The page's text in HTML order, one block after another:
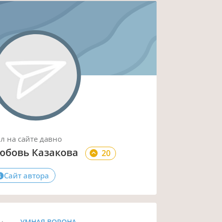
на сайте давно
Казакова 20
Сайт автора